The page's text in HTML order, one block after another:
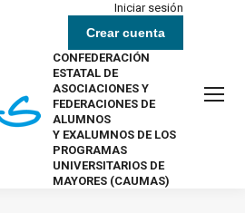
Iniciar sesión
Crear cuenta
CONFEDERACIÓN
ESTATAL DE
ASOCIACIONES Y
FEDERACIONES DE
ALUMNOS
Y EXALUMNOS DE LOS
PROGRAMAS
UNIVERSITARIOS DE
MAYORES (CAUMAS)